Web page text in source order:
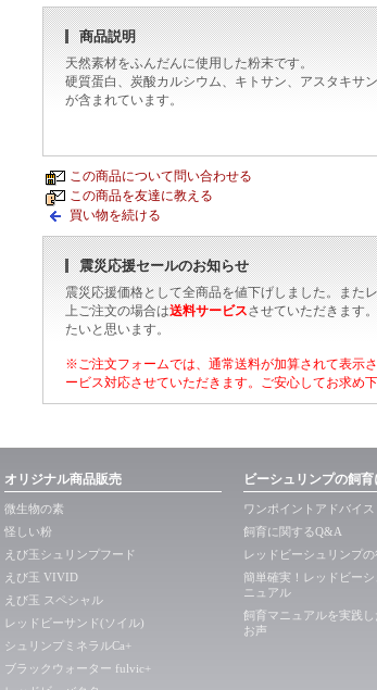
商品説明
天然素材をふんだんに使用した粉末です。
硬質蛋白、炭酸カルシウム、キトサン、アスタキサ
が含まれています。
この商品について問い合わせる
この商品を友達に教える
買い物を続ける
震災応援セールのお知らせ
震災応援価格として全商品を値下げしました。また
上ご注文の場合は送料サービスさせていただきます
たいと思います。
※ご注文フォームでは、通常送料が加算されて表示
ービス対応させていただきます。ご安心してお求め下
オリジナル商品販売
微生物の素
怪しい粉
えび玉シュリンプフード
えび玉 VIVID
えび玉 スペシャル
レッドビーサンド(ソイル)
シュリンプミネラルCa+
ブラックウォーター fulvic+
ビーシュリンプの飼
ワンポイントアドバイス
飼育に関するQ&A
レッドビーシュリンプ
簡単確実！レッドビー
ニュアル
飼育マニュアルを実践
お声